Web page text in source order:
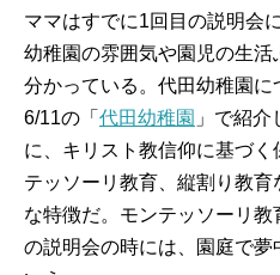
ママはすでに1回目の説明会
幼稚園の雰囲気や園児の生活
分かっている。代田幼稚園に
6/11の「 代田幼稚園 」で紹介
に、キリスト教信仰に基づく
テッソーリ教育、縦割り教育
な特徴だ。モンテッソーリ
の説明会の時には、園庭で夢